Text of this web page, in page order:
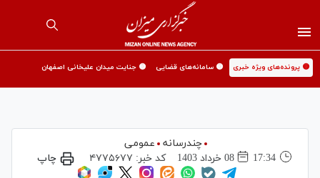
🟡 پرونده‌های ویژه خبری 🟡 سامانه‌های قضایی 🟡 جنایت میدان علیخانی اصفهان
چندرسانه
عمومی
17:34
08 خرداد 1403 کد خبر: ۴۷۷۵۶۷۷ چاپ